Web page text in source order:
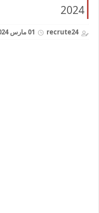
2024
recrute24 01 مارس 2024